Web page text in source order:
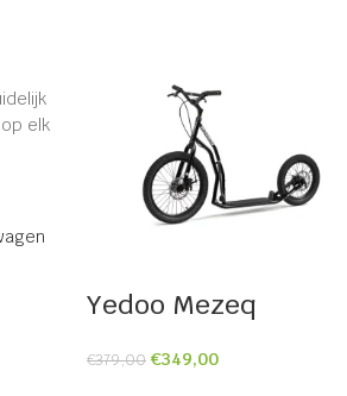
elk
Yedoo Mezeq
€379,00 €349,00